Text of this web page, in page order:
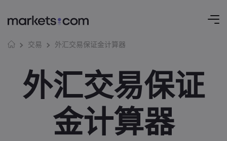
交易 外汇交易保证金计算器
外汇交易保证
金计算器